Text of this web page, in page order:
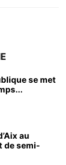
se met
au
de semi-